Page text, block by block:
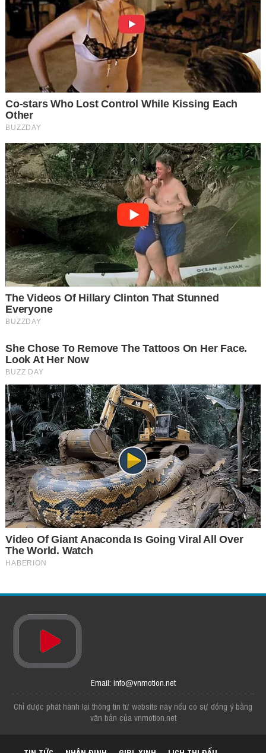
Email: info@vnmotion.net
Chỉ được phát hành lại thông tin từ website này nếu có sự đồng ý bằng
văn bản của vnmotion.net